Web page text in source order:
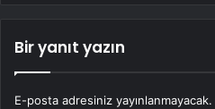
Bir yanıt yazın
E-posta adresiniz yayınlanmayacak.